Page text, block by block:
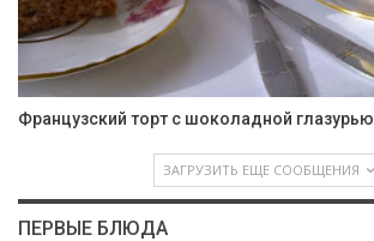
Французский торт с шоколадной глазурью
ЗАГРУЗИТЬ ЕЩЕ СООБЩЕНИЯ
ПЕРВЫЕ БЛЮДА